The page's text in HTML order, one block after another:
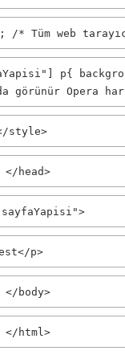
/* Tüm web
p{
görünür Opera
style>
</ head>
>
p>
</ body>
</ html>